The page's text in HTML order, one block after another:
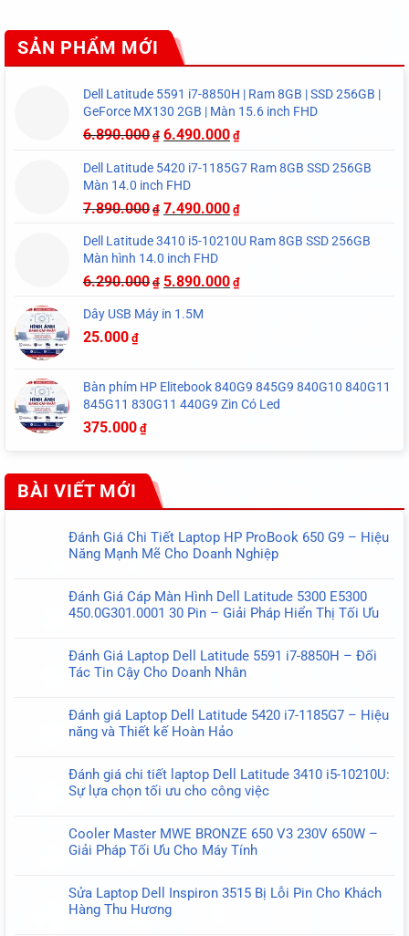
SẢN PHẨM MỚI
Dell Latitude 5591 i7-8850H | Ram 8GB | SSD 256GB |
GeForce MX130 2GB | Màn 15.6 inch FHD
6.890.000 ₫ 6.490.000 ₫
Dell Latitude 5420 i7-1185G7 Ram 8GB SSD 256GB
Màn 14.0 inch FHD
7.890.000 ₫ 7.490.000 ₫
Dell Latitude 3410 i5-10210U Ram 8GB SSD 256GB
Màn hình 14.0 inch FHD
6.290.000 ₫ 5.890.000 ₫
Dây USB Máy in 1.5M
25.000 ₫
Bàn phím HP Elitebook 840G9 845G9 840G10 840G11
845G11 830G11 440G9 Zin Có Led
375.000 ₫
BÀI VIẾT MỚI
Đánh Giá Chi Tiết Laptop HP ProBook 650 G9 – Hiệu
Năng Mạnh Mẽ Cho Doanh Nghiệp
bình
luận
Đánh
Giá
Laptop
HP
650
G9
–
Năng
Mạnh
Doanh
Nghiệp
Đánh Giá Cáp Màn Hình Dell Latitude 5300 E5300
450.0G301.0001 30 Pin – Giải Pháp Hiển Thị Tối Ưu
bình
luận
Đánh
Giá
Hình
Dell
5300
E5300
450.0G301.0001
Pin
–
Đánh Giá Laptop Dell Latitude 5591 i7-8850H – Đối
Tác Tin Cậy Cho Doanh Nhân
bình
luận
Đánh
Giá
Laptop
Latitude
5591
8850H
–
Đối
Đánh giá Laptop Dell Latitude 5420 i7-1185G7 – Hiệu
năng và Thiết kế Hoàn Hảo
bình
luận
Đánh
giá
Latitude
5420
Đánh giá chi tiết laptop Dell Latitude 3410 i5-10210U:
Sự lựa chọn tối ưu cho công việc
bình
luận
Đánh
giá
Cooler Master MWE BRONZE 650 V3 230V 650W –
Giải Pháp Tối Ưu Cho Máy Tính
có
bình
luận
Sửa Laptop Dell Inspiron 3515 Bị Lỗi Pin Cho Khách
Hàng Thu Hương